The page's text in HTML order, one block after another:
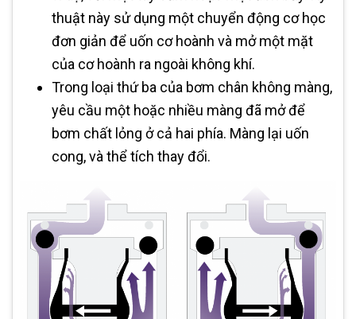
thuật này sử dụng một chuyển động cơ học
đơn giản để uốn cơ hoành và mở một mặt
của cơ hoành ra ngoài không khí.
Trong loại thứ ba của bơm chân không màng,
yêu cầu một hoặc nhiều màng đã mở để
bơm chất lỏng ở cả hai phía. Màng lại uốn
cong, và thể tích thay đổi.